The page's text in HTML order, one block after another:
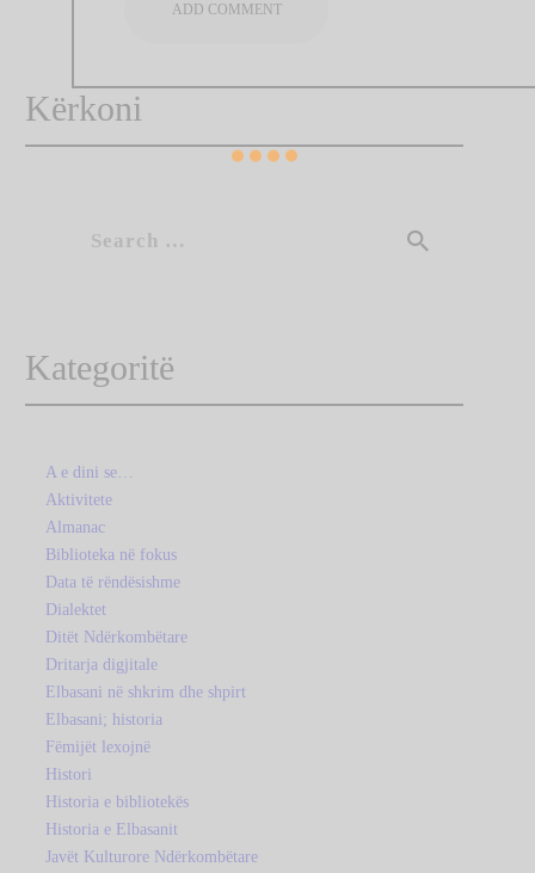
Kërkoni
Kategoritë
A e dini se…
Aktivitete
Almanac
Biblioteka në fokus
Data të rëndësishme
Dialektet
Ditët Ndërkombëtare
Dritarja digjitale
Elbasani në shkrim dhe shpirt
Elbasani; historia
Fëmijët lexojnë
Histori
Historia e bibliotekës
Historia e Elbasanit
Javët Kulturore Ndërkombëtare